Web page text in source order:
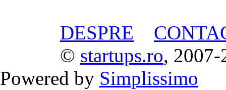
DESPRE
© startups.ro, 2007-
Powered by Simplissimo